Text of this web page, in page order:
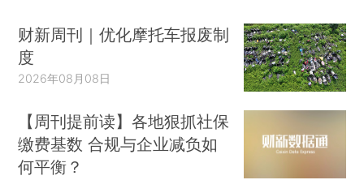
财新周刊｜优化摩托车报废制
度
2026年08月08日
【周刊提前读】各地狠抓社保
缴费基数 合规与企业减负如
何平衡？